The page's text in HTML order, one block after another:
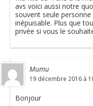
avs voici aussi notre
souvent seule
inépuisable. Plus que
privée si vous le
Mumu
19 décembre 2016 à
Bonjour